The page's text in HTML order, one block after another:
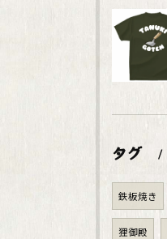
タグ
鉄板焼き
狸御殿